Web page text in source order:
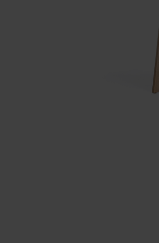
Area riunione e convegni